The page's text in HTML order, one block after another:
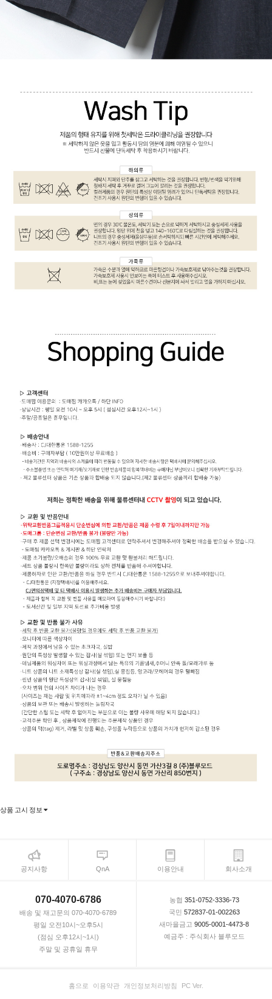
상품 고시 정보
공지사항 QnA 이용안내 회사소개
070-4070-6786
배송 및 재고문의 070-4070-6789
평일 오전10시~오후5시
(점심 오후12시~1시)
주말 및 공휴일 휴무
농협 351-0752-3336-73
국민 572837-01-002263
새마을금고 9005-0001-4473-8
예금주 : 주식회사 블루모드
홈으로 이용약관 개인정보처리방침 PC Ver.